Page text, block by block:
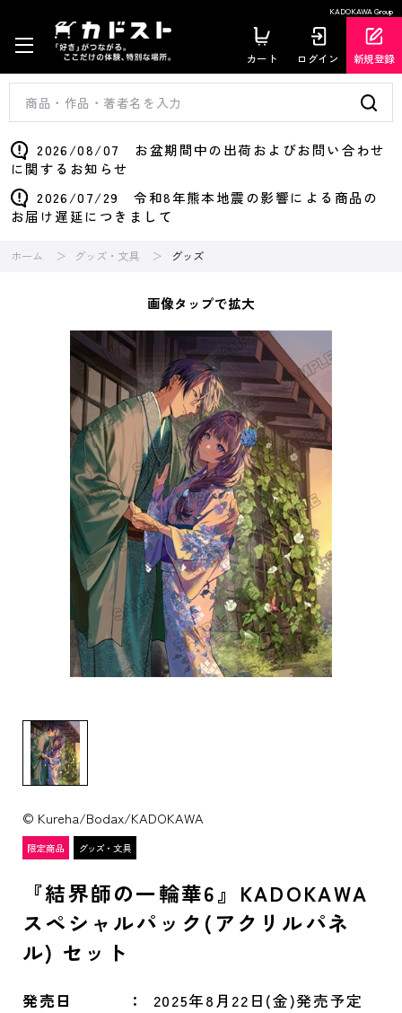
KADOKAWA Group
カート ログイン 新規登録
2026/08/07 お盆期間中の出荷およびお問い合わせ
に関するお知らせ
2026/07/29 令和8年熊本地震の影響による商品の
お届け遅延につきまして
ホーム グッズ・文具 グッズ
画像タップで拡大
© Kureha/Bodax/KADOKAWA
『結界師の一輪華6』KADOKAWA
スペシャルパック(アクリルパネ
ル) セット
発売日 2025年8月22日(金)発売予定